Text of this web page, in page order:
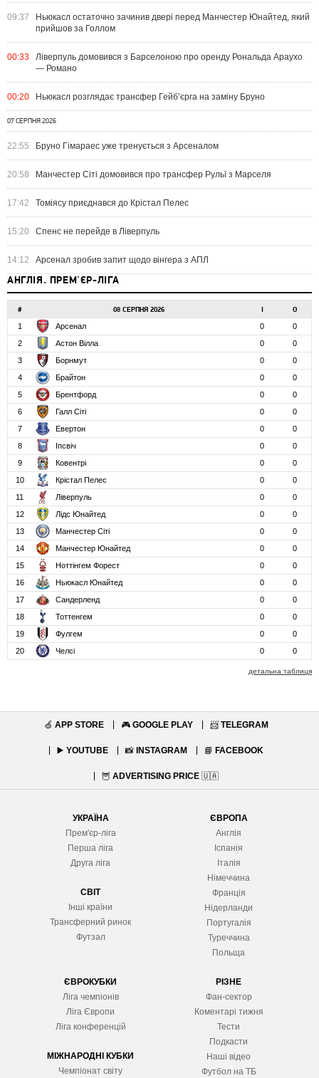
09:37
Ньюкасл остаточно зачинив двері перед Манчестер Юнайтед, який
прийшов за Голлом
00:33
Ліверпуль домовився з Барселоною про оренду Рональда Араухо
— Романо
00:20 Ньюкасл розглядає трансфер Гейб’єрга на заміну Бруно
07 СЕРПНЯ 2026
22:55 Бруно Гімараес уже тренується з Арсеналом
20:58 Манчестер Сіті домовився про трансфер Рульї з Марселя
17:42 Томіясу приєднався до Крістал Пелес
15:20 Спенс не перейде в Ліверпуль
14:12 Арсенал зробив запит щодо вінгера з АПЛ
АНГЛІЯ. ПРЕМ'ЄР-ЛІГА
# 08 СЕРПНЯ 2026 І О
1 Арсенал 0
0
2
Астон Вілла 0
0
3
Борнмут 0
0
4
Брайтон 0
0
5
Брентфорд 0
0
6
Галл Сіті 0
0
7
Евертон 0
0
8
Іпсвіч 0
0
9
Ковентрі 0
0
10
Крістал Пелес 0
0
11
Ліверпуль 0
0
12
Лідс Юнайтед 0
0
13
Манчестер Сіті 0
0
14
Манчестер Юнайтед 0
0
15
Ноттінгем Форест 0
0
16
Ньюкасл Юнайтед 0
0
17
Сандерленд 0
0
18
Тоттенгем 0
0
19
Фулгем 0
0
20
Челсі 0 0
детальна таблиця
🍏 APP STORE 🎮 GOOGLE PLAY 📨 TELEGRAM
▶️ YOUTUBE 📸 INSTAGRAM 📘 FACEBOOK
🦉 ADVERTISING PRICE 🇺🇦
УКРАЇНА
Прем'єр-ліга
Перша ліга
Друга ліга
СВІТ
Інші країни
Трансферний ринок
Футзал
ЄВРОПА
Англія
Іспанія
Італія
Німеччина
Франція
Нідерланди
Португалія
Туреччина
Польща
ЄВРОКУБКИ
Ліга чемпіонів
Ліга Європи
Ліга конференцій
МІЖНАРОДНІ КУБКИ
Чемпіонат світу
РІЗНЕ
Фан-сектор
Коментарі тижня
Тести
Подкасти
Наші відео
Футбол на ТБ